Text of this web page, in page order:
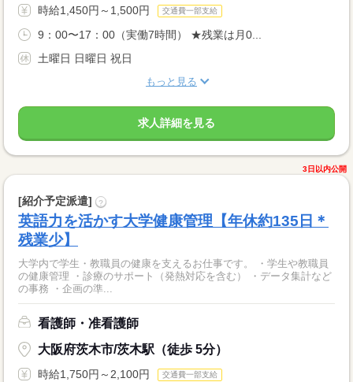
時給1,450円～1,500円 交通費一部支給
9：00〜17：00（実働7時間） ★残業は月0...
土曜日 日曜日 祝日
もっと見る
求人詳細を見る
3日以内公開
[紹介予定派遣] ?
英語力を活かす大学健康管理【年休約135日＊
残業少】
大学内で学生・教職員の健康を支えるお仕事です。 ・学生や教職員
の健康管理 ・診療のサポート（発熱対応を含む） ・データ集計など
の事務 ・企画の準...
看護師・准看護師
大阪府茨木市/茨木駅（徒歩 5分）
時給1,750円～2,100円 交通費一部支給